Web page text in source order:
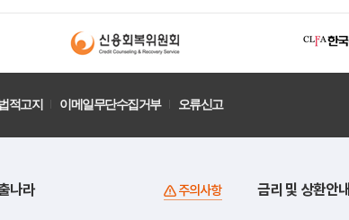
적고지 이메일무단수집거부 오류신고
나라 주의사항 금리 및 상환안내